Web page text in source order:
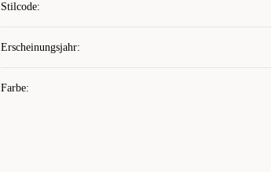
Stilcode:
Erscheinungsjahr:
Farbe: